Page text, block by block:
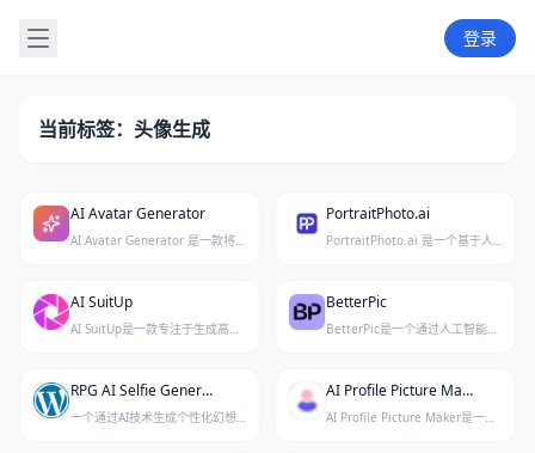
登录
当前标签：头像生成
AI Avatar Generator
AI Avatar Generator 是一款将普通照片转化为个性化艺术头像的智能工具，专为社交媒体平台设计。
PortraitPhoto.ai
PortraitPhoto.ai 是一个基于人工智能技术生成高质量头像照片的在线平台，帮助用户快速制作专业级人像图片。
AI SuitUp
AI SuitUp是一款专注于生成高品质职业AI头像的在线工具，助力用户打造专业形象。
BetterPic
BetterPic是一个通过人工智能技术帮助用户生成专业头像的在线平台，适用于各类职场人士和专业领域。
RPG AI Selfie Generator
一个通过AI技术生成个性化幻想RPG风格头像的在线工具。
AI Profile Picture Maker
AI Profile Picture Maker是一款免费提供数百种精美头像设计的在线工具，帮助用户快速创建个性化头像。